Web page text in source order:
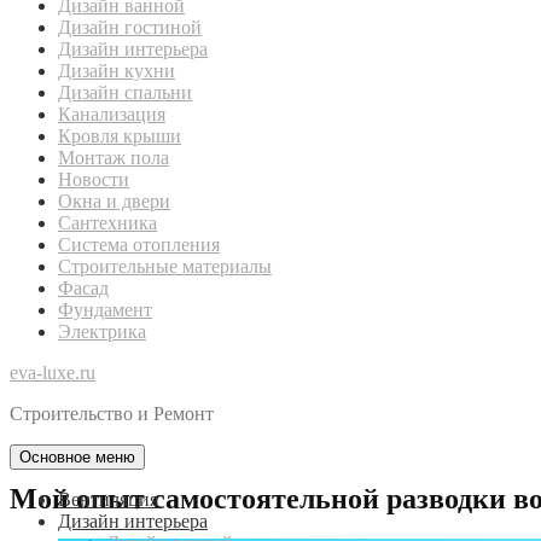
Дизайн ванной
Дизайн гостиной
Дизайн интерьера
Дизайн кухни
Дизайн спальни
Канализация
Кровля крыши
Монтаж пола
Новости
Окна и двери
Сантехника
Система отопления
Строительные материалы
Фасад
Фундамент
Электрика
eva-luxe.ru
Строительство и Ремонт
Основное меню
Вентиляция
Дизайн интерьера
Мой опыт самостоятельной разводки